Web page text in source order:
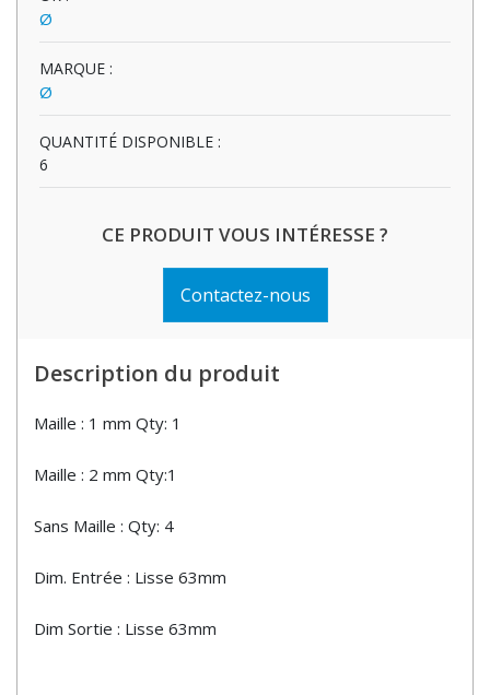
Ø
MARQUE :
Ø
QUANTITÉ DISPONIBLE :
6
CE PRODUIT VOUS INTÉRESSE ?
Contactez-nous
Description du produit
Maille : 1 mm Qty: 1
Maille : 2 mm Qty:1
Sans Maille : Qty: 4
Dim. Entrée : Lisse 63mm
Dim Sortie : Lisse 63mm